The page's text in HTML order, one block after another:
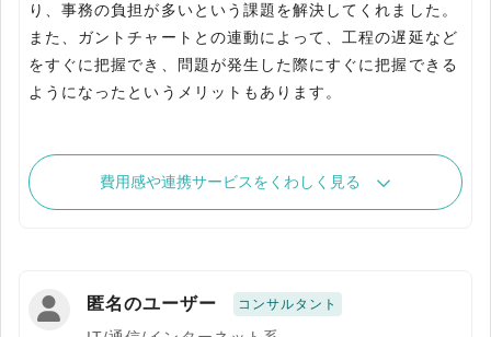
り、事務の負担が多いという課題を解決してくれました。
また、ガントチャートとの連動によって、工程の遅延など
をすぐに把握でき、問題が発生した際にすぐに把握できる
ようになったというメリットもあります。
費用感や連携サービスをくわしく見る
匿名のユーザー コンサルタント